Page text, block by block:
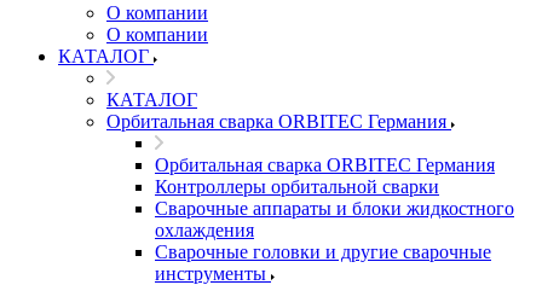
О компании
О компании
КАТАЛОГ
КАТАЛОГ
Орбитальная сварка ORBITEC Германия
Орбитальная сварка ORBITEC Германия
Контроллеры орбитальной сварки
Сварочные аппараты и блоки жидкостного
охлаждения
Сварочные головки и другие сварочные
инструменты